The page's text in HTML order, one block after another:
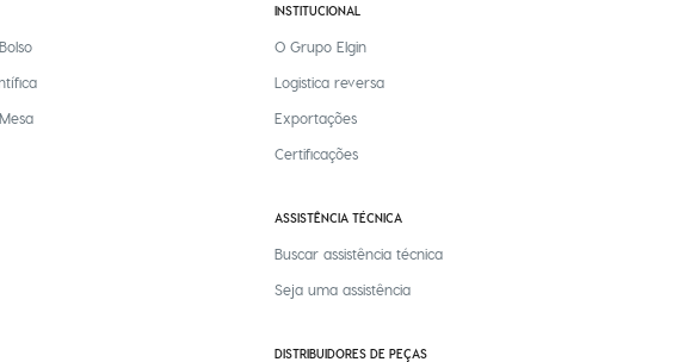
INSTITUCIONAL
O Grupo Elgin
Logistica reversa
Exportações
Certificações
ASSISTÊNCIA TÉCNICA
Buscar assistência técnica
Seja uma assistência
DISTRIBUIDORES DE PEÇAS